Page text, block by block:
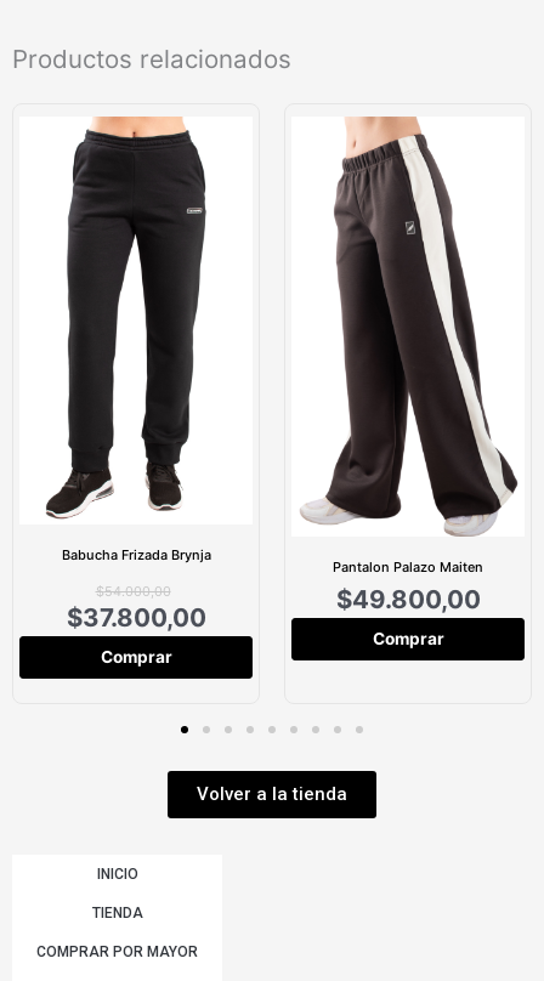
Productos relacionados
Babucha Frizada Brynja
$54.000,00
$37.800,00
Comprar
Pantalon Palazo Maiten
$49.800,00
Comprar
Volver a la tienda
INICIO
TIENDA
COMPRAR POR MAYOR